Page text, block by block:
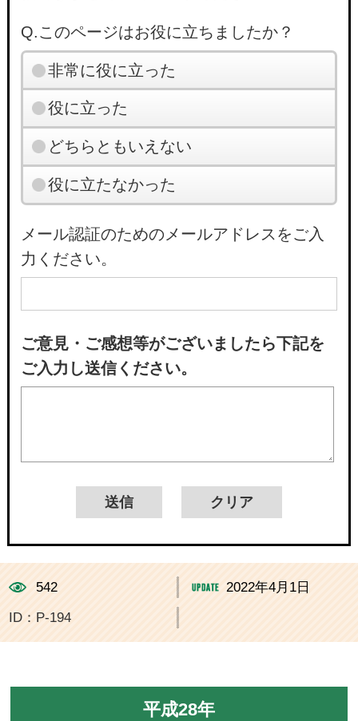
Q.このページはお役に立ちましたか？
非常に役に立った
役に立った
どちらともいえない
役に立たなかった
メール認証のためのメールアドレスをご入
力ください。
ご意見・ご感想等がございましたら下記を
ご入力し送信ください。
542 2022年4月1日
ID：P-194
平成28年